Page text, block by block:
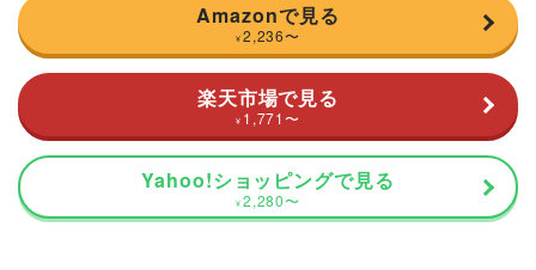
Amazonで見る
¥ 2,236〜
楽天市場で見る
¥ 1,771〜
Yahoo!ショッピングで見る
¥ 2,280〜